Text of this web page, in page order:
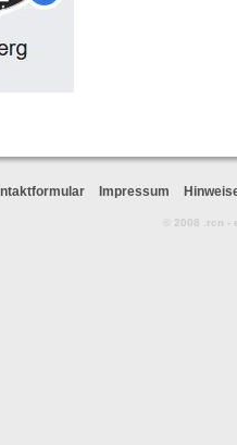
Impressum
© 2008 .rcn